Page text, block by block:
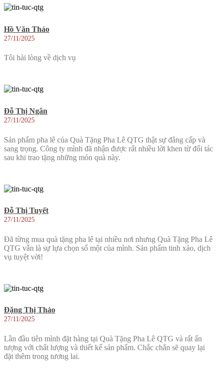
Hồ Văn Thảo
27/11/2025
Tôi hài lòng về dịch vụ
Đỗ Thị Ngân
27/11/2025
Sản phẩm pha lê của Quà Tặng Pha Lê QTG thật sự đẳng cấp và
sang trọng. Công ty mình đã nhận được rất nhiều lời khen từ đối tác
sau khi trao tặng những món quà này.
Đỗ Thị Tuyết
27/11/2025
Đã từng mua quà tặng pha lê tại nhiều nơi nhưng Quà Tặng Pha Lê
QTG vẫn là sự lựa chọn số một của mình. Sản phẩm tinh xảo, dịch
vụ tuyệt vời!
Đặng Thị Thảo
27/11/2025
Lần đầu tiên mình đặt hàng tại Quà Tặng Pha Lê QTG và rất ấn
tượng với chất lượng và thiết kế sản phẩm. Chắc chắn sẽ quay lại
đặt thêm trong tương lai.